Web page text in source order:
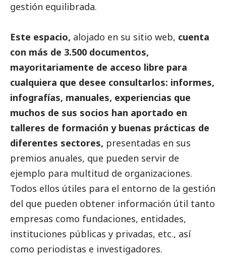
gestión equilibrada.
Este espacio, alojado en su sitio web, cuenta
con más de 3.500 documentos,
mayoritariamente de acceso libre para
cualquiera que desee consultarlos: informes,
infografías, manuales, experiencias que
muchos de sus socios han aportado en
talleres de formación y buenas prácticas de
diferentes sectores, presentadas en sus
premios anuales, que pueden servir de
ejemplo para multitud de organizaciones.
Todos ellos útiles para el entorno de la gestión
del que pueden obtener información útil tanto
empresas como fundaciones, entidades,
instituciones públicas y privadas, etc., así
como periodistas e investigadores.